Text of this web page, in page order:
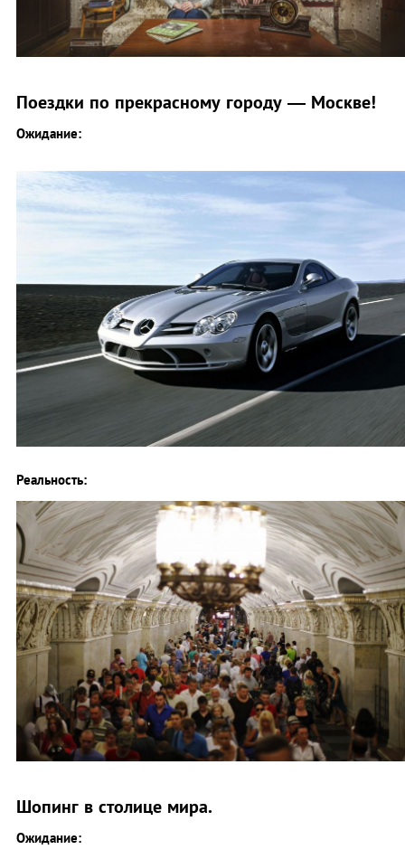
Поездки по прекрасному городу — Москве!
Ожидание:
Реальность:
Шопинг в столице мира.
Ожидание: